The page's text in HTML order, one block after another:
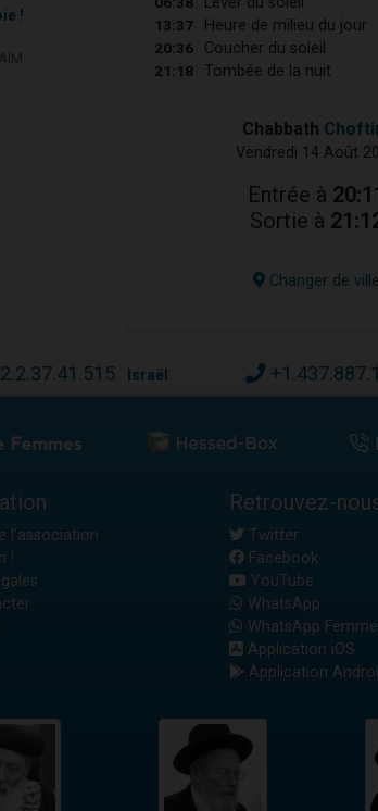
!
13:37 Heure de milieu du jour
20:36 Coucher du soleil
21:18 Tombée de la nuit
Chabbath
Vendredi 14 Août
Entrée à
Sortie à
Changer de ville
Israël
l'association
!
Retrouvez-
Twitter
Facebook
YouTube
WhatsApp
WhatsApp
Application iOS
Application